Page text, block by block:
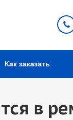
Как заказать
в